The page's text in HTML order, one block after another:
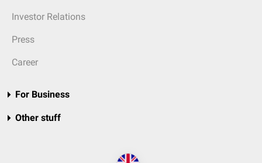
Investor Relations
Press
Career
For Business
Other stuff